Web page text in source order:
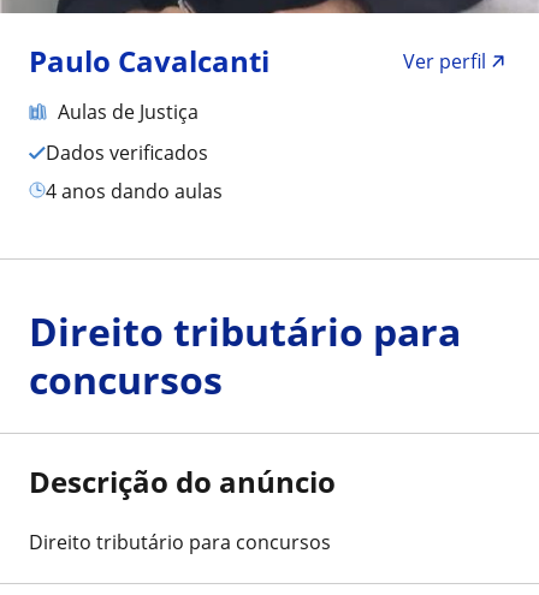
Paulo Cavalcanti
Ver perfil
Aulas de Justiça
Dados verificados
4 anos dando aulas
Direito tributário para
concursos
Descrição do anúncio
Direito tributário para concursos